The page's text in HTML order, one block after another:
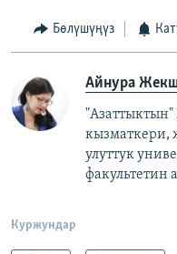
Бөлүшүңүз
Айнура
кызматкери,
улуттук
факультетин
Куржундар